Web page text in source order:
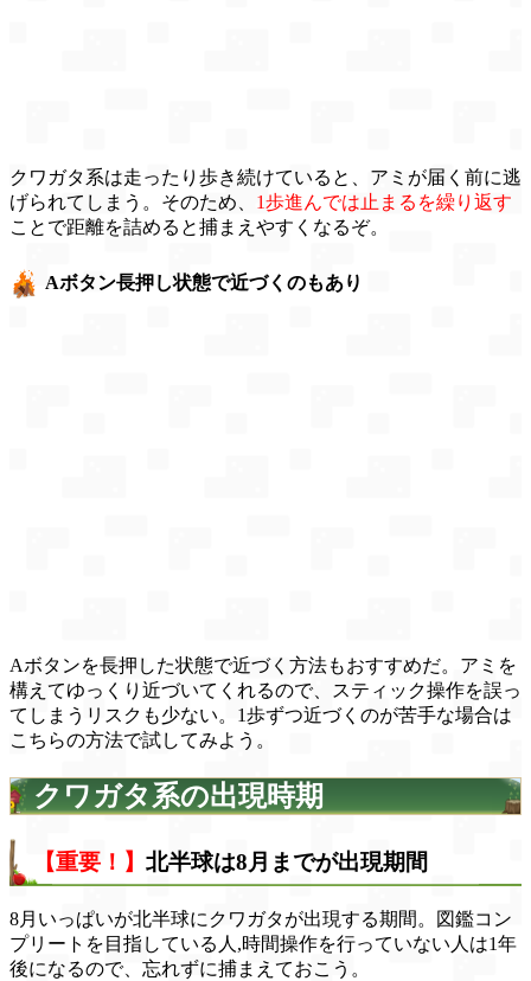
クワガタ系は走ったり歩き続けていると、アミが届く前に逃
げられてしまう。そのため、 1歩進んでは止まるを繰り返す
ことで距離を詰めると捕まえやすくなるぞ。
Aボタン長押し状態で近づくのもあり
Aボタンを長押した状態で近づく方法もおすすめだ。アミを
構えてゆっくり近づいてくれるので、スティック操作を誤っ
てしまうリスクも少ない。1歩ずつ近づくのが苦手な場合は
こちらの方法で試してみよう。
クワガタ系の出現時期
【重要！】 北半球は8月までが出現期間
8月いっぱいが北半球にクワガタが出現する期間。図鑑コン
プリートを目指している人,時間操作を行っていない人は1年
後になるので、忘れずに捕まえておこう。